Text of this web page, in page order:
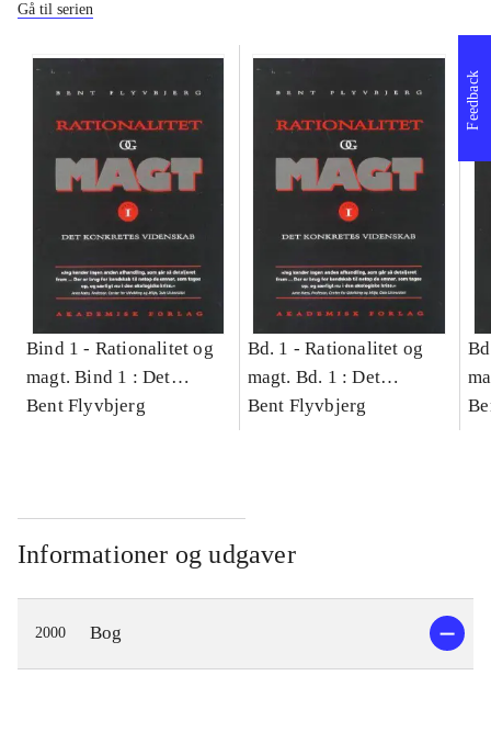
Gå til serien
Bind 1 - Rationalitet og
magt. Bind 1 : Det
konkretes videnskab
Bent Flyvbjerg
Bd. 1 -Rationalitet og
magt. Bd. 1 : Det
konkretes videnskab
Bent Flyvbjerg
Informationer og udgaver
2000 Bog
Feedback